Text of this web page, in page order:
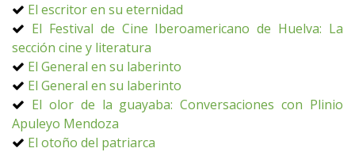
El escritor en su eternidad
El Festival de Cine Iberoamericano de Huelva: La
sección cine y literatura
El General en su laberinto
El General en su laberinto
El olor de la guayaba: Conversaciones con Plinio
Apuleyo Mendoza
El otoño del patriarca